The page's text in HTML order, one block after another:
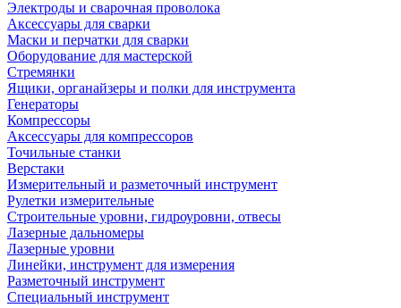
Электроды и сварочная проволока
Аксессуары для сварки
Маски и перчатки для сварки
Оборудование для мастерской
Стремянки
Ящики, органайзеры и полки для инструмента
Генераторы
Компрессоры
Аксессуары для компрессоров
Точильные станки
Верстаки
Измерительный и разметочный инструмент
Рулетки измерительные
Строительные уровни, гидроуровни, отвесы
Лазерные дальномеры
Лазерные уровни
Линейки, инструмент для измерения
Разметочный инструмент
Специальный инструмент